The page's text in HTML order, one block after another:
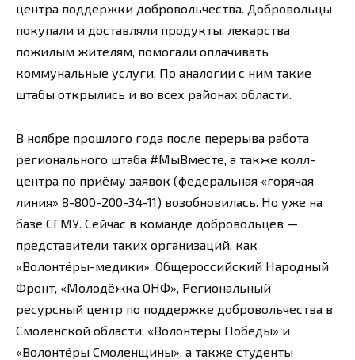
центра поддержки добровольчества. Добровольцы
покупали и доставляли продукты, лекарства
пожилым жителям, помогали оплачивать
коммунальные услуги. По аналогии с ним такие
штабы открылись и во всех районах области.
В ноябре прошлого года после перерыва работа
регионального штаба #МыВместе, а также колл-
центра по приёму заявок (федеральная «горячая
линия» 8-800-200-34-11) возобновилась. Но уже на
базе СГМУ. Сейчас в команде добровольцев —
представители таких организаций, как
«Волонтёры-медики», Общероссийский Народный
Фронт, «Молодёжка ОНФ», Региональный
ресурсный центр по поддержке добровольчества в
Смоленской области, «Волонтёры Победы» и
«Волонтёры Смоленщины», а также студенты